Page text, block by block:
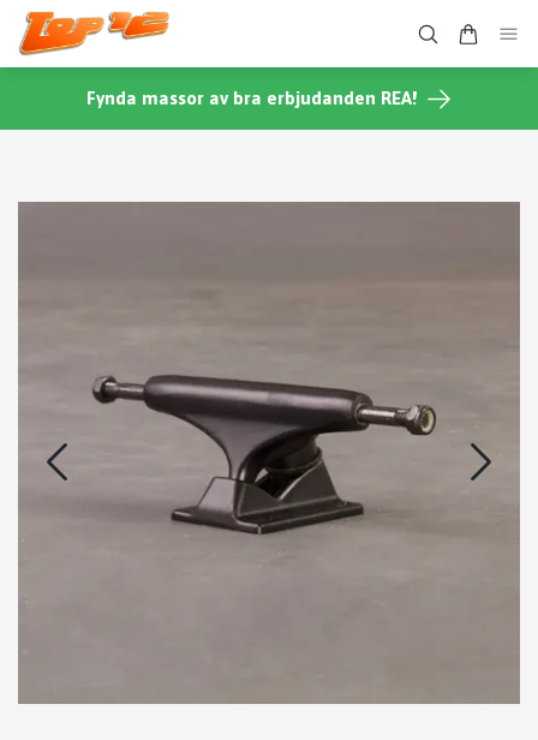
Fynda massor av bra erbjudanden REA!